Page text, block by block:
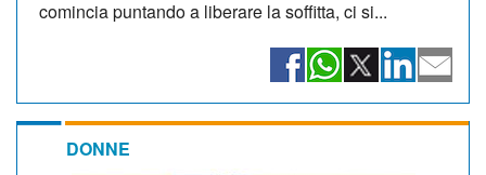
comincia puntando a liberare la soffitta, ci si...
DONNE